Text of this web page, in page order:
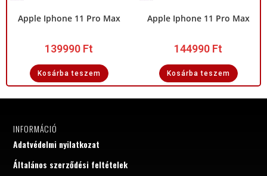
Apple Iphone 11 Pro Max
139990 Ft
Kosárba teszem
Apple Iphone 11 Pro Max
144990 Ft
Kosárba teszem
INFORMÁCIÓ
Adatvédelmi nyilatkozat
Általános szerződési feltételek